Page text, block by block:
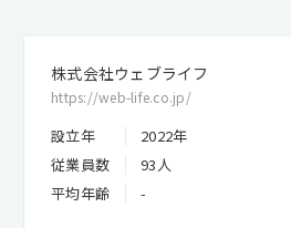
株式会社ウェブライフ
https://web-life.co.jp/
設立年
2022年
従業員数
93人
平均年齢
-